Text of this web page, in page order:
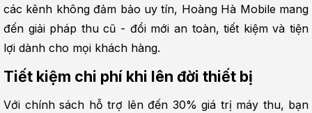
các kênh không đảm bảo uy tín, Hoàng Hà Mobile mang
đến giải pháp thu cũ - đổi mới an toàn, tiết kiệm và tiện
lợi dành cho mọi khách hàng.
Tiết kiệm chi phí khi lên đời thiết bị
Với chính sách hỗ trợ lên đến 30% giá trị máy thu, bạn